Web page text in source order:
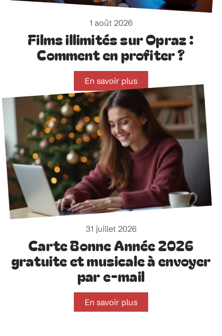
1 août 2026
Films illimités sur Opraz :
Comment en profiter ?
En savoir plus
31 juillet 2026
Carte Bonne Année 2026
gratuite et musicale à envoyer
par e-mail
En savoir plus